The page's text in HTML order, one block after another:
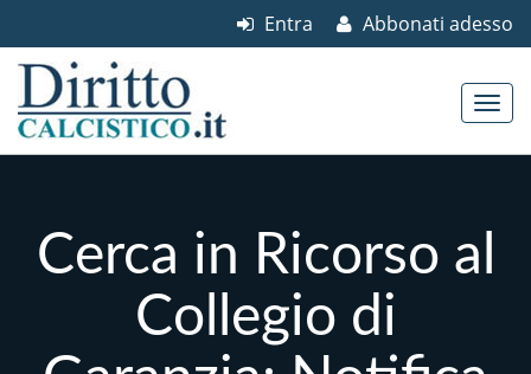
Abbonati adesso
Entra
Cerca in Ricorso al
Collegio di